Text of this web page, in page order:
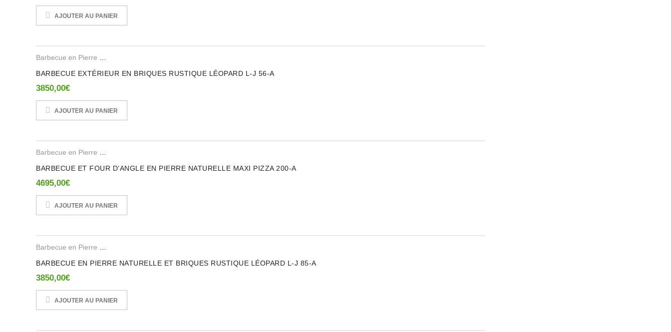
AJOUTER AU PANIER
BARBECUE EXTÉRIEUR EN BRIQUES RUSTIQUE LÉOPARD L-J 56-A
3850,00€
AJOUTER AU PANIER
BARBECUE ET FOUR D’ANGLE EN PIERRE NATURELLE MAXI PIZZA 200-A
4695,00€
AJOUTER AU PANIER
BARBECUE EN PIERRE NATURELLE ET BRIQUES RUSTIQUE LÉOPARD L-J 85-A
3850,00€
AJOUTER AU PANIER